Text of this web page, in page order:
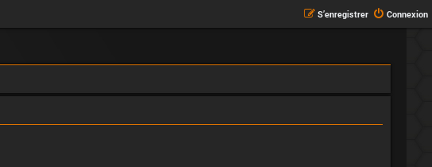
Connexion
S’enregistrer